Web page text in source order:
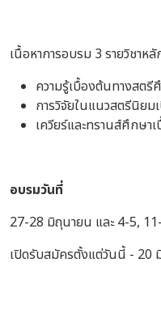
เนื้อหาการอบรม 3 รายวิชาหลั
ความรู้เบื้องต้นทางสตรี
การวิจัยในแนวสตรีนิยม
เควียร์และทรานส์ศึกษา
อบรมวันที่
27-28 มิถุนายน และ 4-5,
เปิดรับสมัครตั้งแต่วันนี้ - 20